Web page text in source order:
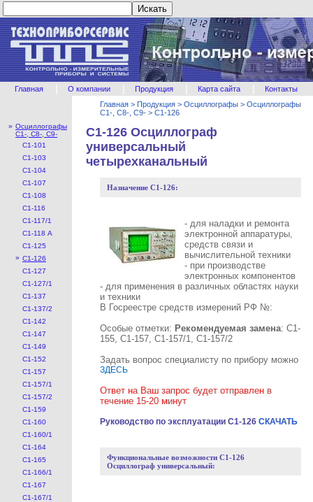
Главная О компании Продукция Карта сайта Контакты
» Осциллографы
С1-, С8-, С9-
С1-101
С1-103
С1-104
C1-107
С1-108
С1-116
С1-117/1
С1-118 А
С1-125
» С1-126
С1-127
С1-127/1
С1-137
С1-137/2
С1-142
С1-147
С1-149
С1-152
С1-157
С1-157/1
С1-157/2
С1-159
С1-160
С1-160/1
С1-164
С1-165
С1-166/1
С1-167
С1-167/1
Главная > Продукция > Осциллографы > Осциллографы
С1-, С8-, С9- > С1-126
С1-126 Осциллограф
универсальный
четырехканальный
Назначение С1-126:
- для наладки и ремонта
электронной аппаратуры,
средств связи и
вычислительной техники
- при производстве
электронных компонентов
- для применения в различных областях науки
и техники
В Госреестре средств измерений РФ №:
Особые отметки: Рекомендуемая замена: С1-
155, С1-157, С1-157/1, С1-157/2
Задать вопрос специалисту по прибору можно
ЗДЕСЬ
Ответ на Ваш запрос будет отправлен в
течение 15-20 минут
Руководство по эксплуатации С1-126 СКАЧАТЬ
Функциональные возможности С1-126
Осциллограф универсальный: